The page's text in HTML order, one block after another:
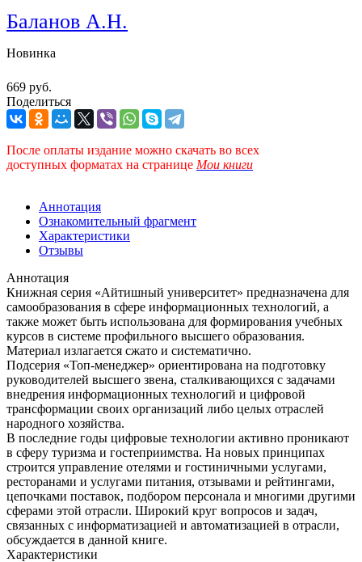
Баланов А.Н.
Новинка
669 руб.
Поделиться
После оплаты издание можно скачать во всех
доступных форматах на странице Мои книги
Аннотация
Ознакомительный фрагмент
Характеристики
Отзывы
Аннотация
Книжная серия «Айтишный университет» предназначена для
самообразования в сфере информационных технологий, а
также может быть использована для формирования учебных
курсов в системе профильного высшего образования.
Материал излагается сжато и систематично.
Подсерия «Топ-менеджер» ориентирована на подготовку
руководителей высшего звена, сталкивающихся с задачами
внедрения информационных технологий и цифровой
трансформации своих организаций либо целых отраслей
народного хозяйства.
В последние годы цифровые технологии активно проникают
в сферу туризма и гостеприимства. На новых принципах
строится управление отелями и гостиничными услугами,
ресторанами и услугами питания, отзывами и рейтингами,
цепочками поставок, подбором персонала и многими другими
сферами этой отрасли. Широкий круг вопросов и задач,
связанных с информатизацией и автоматизацией в отрасли,
обсуждается в данной книге.
Характеристики